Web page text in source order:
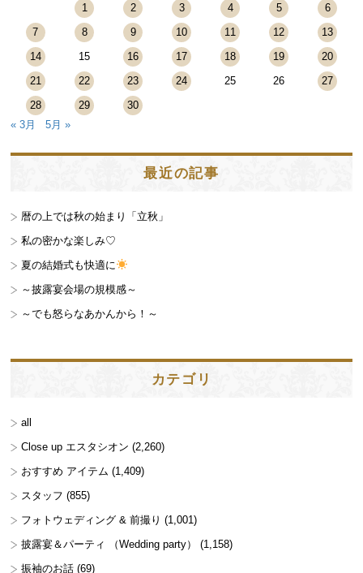
1 2 3 4 5
6
7
8 9 10 11 12
13
14
15 16 17 18 19
20
21
22 23 24 25 26
27
28
29
30
« 3月
5月 »
最近の記事
暦の上では秋の始まり「立秋」
私の密かな楽しみ♡
夏の結婚式も快適に
～披露宴会場の規模感～
～でも怒らなあかんから！～
カテゴリ
all
Close up エスタシオン (2,260)
おすすめ アイテム (1,409)
スタッフ (855)
フォトウェディング & 前撮り (1,001)
披露宴＆パーティ （Wedding party）
(1,158)
振袖のお話 (69)